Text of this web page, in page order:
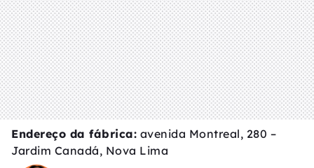
Endereço da fábrica: avenida Montreal, 280 –
Jardim Canadá, Nova Lima